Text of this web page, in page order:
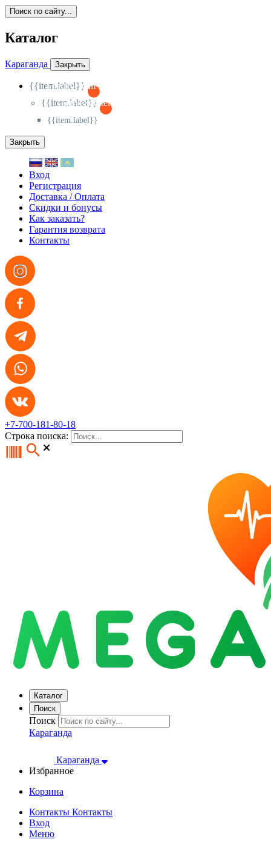
Поиск по сайту...
Каталог
Караганда Закрыть
{{item.label}}
{{activeItem==item.id?'-
{{item.label}}
{{activeSubitem==item.id?'-
{{item.label}}
Закрыть
Вход
Регистрация
Доставка / Оплата
Скидки и бонусы
Как заказать?
Гарантия возврата
Контакты
+7-700-181-80-18
Строка поиска:
Каталог
Поиск
Поиск
Караганда
Караганда
Избранное
Корзина
Контакты Контакты
Вход
Меню